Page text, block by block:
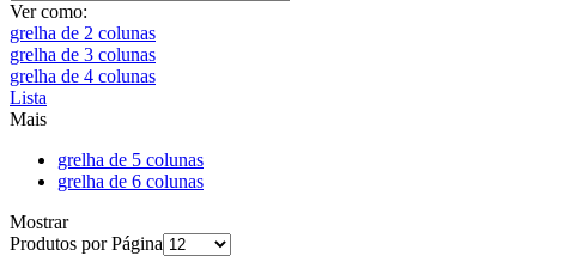
Ver como:
grelha de 2 colunas
grelha de 3 colunas
grelha de 4 colunas
Lista
Mais
grelha de 5 colunas
grelha de 6 colunas
Mostrar
Produtos por Página